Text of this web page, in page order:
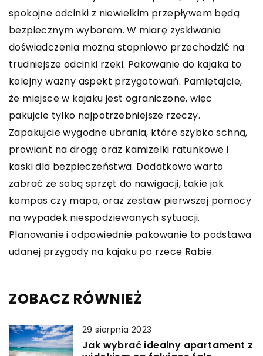
spokojne odcinki z niewielkim przepływem będą
bezpiecznym wyborem. W miarę zyskiwania
doświadczenia można stopniowo przechodzić na
trudniejsze odcinki rzeki. Pakowanie do kajaka to
kolejny ważny aspekt przygotowań. Pamiętajcie,
że miejsce w kajaku jest ograniczone, więc
pakujcie tylko najpotrzebniejsze rzeczy.
Zapakujcie wygodne ubrania, które szybko schną,
prowiant na drogę oraz kamizelki ratunkowe i
kaski dla bezpieczeństwa. Dodatkowo warto
zabrać ze sobą sprzęt do nawigacji, takie jak
kompas czy mapa, oraz zestaw pierwszej pomocy
na wypadek niespodziewanych sytuacji.
Planowanie i odpowiednie pakowanie to podstawa
udanej przygody na kajaku po rzece Rabie.
ZOBACZ RÓWNIEŻ
29 sierpnia 2023
Jak wybrać idealny apartament z